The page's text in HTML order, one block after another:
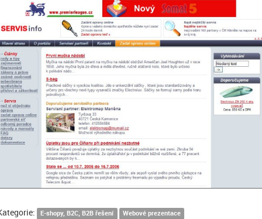
E-shopy, B2C, B2B řešení Webové prezentace